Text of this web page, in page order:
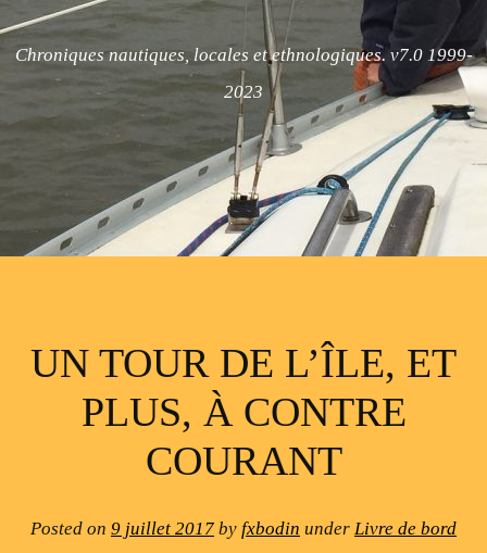
Chroniques nautiques, locales et ethnologiques. v7.0 1999-
2023
UN TOUR DE L’ÎLE, ET
PLUS, À CONTRE
COURANT
Posted on 9 juillet 2017 by fxbodin under Livre de bord